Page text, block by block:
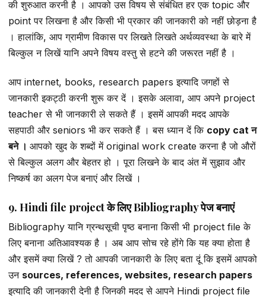
की शुरुआत करनी है । आपको उस विषय से संबंधित हर एक topic और
point पर लिखना है और किसी भी प्रकार की जानकारी को नहीं छोड़ना है
। हालांकि, आप ग्रामीण विकास पर लिखते लिखते अर्थव्यवस्था के बारे में
बिल्कुल न लिखें यानि अपने विषय वस्तु से हटने की जरूरत नहीं है ।
आप internet, books, research papers इत्यादि जगहों से
जानकारी इकट्ठी करनी शुरू कर दें । इसके अलावा, आप अपने project
teacher से भी जानकारी ले सकते हैं । इसमें आपकी मदद आपके
सहपाठी और seniors भी कर सकते हैं । बस ध्यान दें कि copy cat न
बने । आपको खुद के शब्दों में original work create करना है जो औरों
से बिल्कुल अलग और बेहतर हो । पूरा लिखने के बाद अंत में सुझाव और
निष्कर्ष का अलग पेज बनाएं और लिखें ।
9. Hindi file project के लिए Bibliography पेज बनाएं
Bibliography यानि ग्रन्थसूची पृष्ठ बनाना किसी भी project file के
लिए बनाना अतिआवश्यक है । अब आप सोच रहे होंगे कि यह क्या होता है
और इसमें क्या लिखें ? तो आपकी जानकारी के लिए बता दूं कि इसमें आपको
उन sources, references, websites, research papers
इत्यादि की जानकारी देनी है जिनकी मदद से आपने Hindi project file